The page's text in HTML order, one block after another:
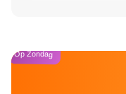
Op Zondag